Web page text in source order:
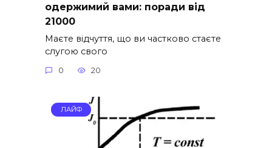
одержимий вами: поради від
21000
Маєте відчуття, що ви частково стаєте
слугою свого
0 20
ЛАЙФ